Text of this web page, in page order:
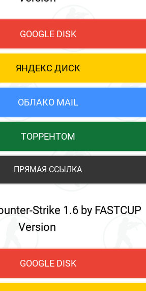
GOOGLE DISK
ЯНДЕКС ДИСК
ОБЛАКО MAIL
ТОРРЕНТОМ
ПРЯМАЯ ССЫЛКА
Strike 1.6 by FASTCUP
Version
GOOGLE DISK